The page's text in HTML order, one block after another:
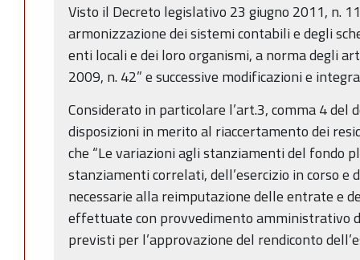
Visto il Decreto legislativo 23 giugno 2011, n.
armonizzazione dei sistemi contabili e degli
enti locali e dei loro organismi, a norma degli
2009, n. 42” e successive modificazioni e
Considerato in particolare l’art.3, comma 4 del
disposizioni in merito al riaccertamento dei
che “Le variazioni agli stanziamenti del fondo
stanziamenti correlati, dell’esercizio in corso e
necessarie alla reimputazione delle entrate e
effettuate con provvedimento amministrativo
previsti per l’approvazione del rendiconto